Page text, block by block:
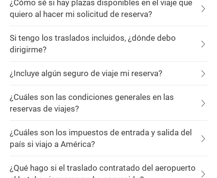
¿Cómo sé si hay plazas disponibles en el viaje que
quiero al hacer mi solicitud de reserva?
Si tengo los traslados incluidos, ¿dónde debo
dirigirme?
¿Incluye algún seguro de viaje mi reserva?
¿Cuáles son las condiciones generales en las
reservas de viajes?
¿Cuáles son los impuestos de entrada y salida del
país si viajo a América?
¿Qué hago si el traslado contratado del aeropuerto